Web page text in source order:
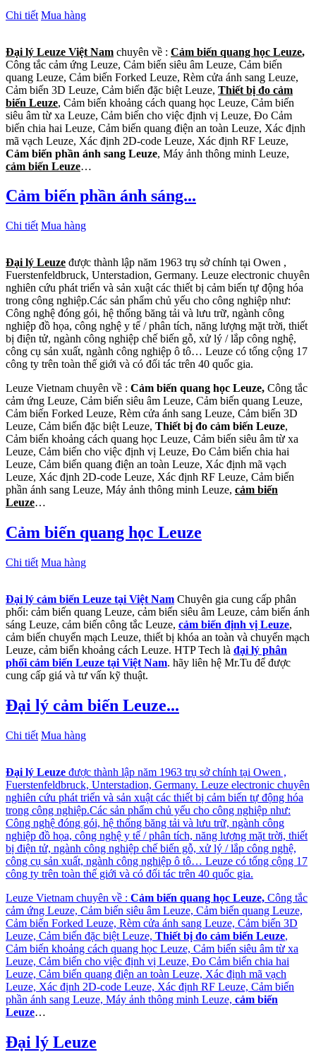
Chi tiết Mua hàng
Đại lý Leuze Việt Nam chuyên về : Cảm biến quang học Leuze,
Công tắc cảm ứng Leuze, Cảm biến siêu âm Leuze, Cảm biến
quang Leuze, Cảm biến Forked Leuze, Rèm cửa ánh sang Leuze,
Cảm biến 3D Leuze, Cảm biến đặc biệt Leuze, Thiết bị đo cảm
biến Leuze, Cảm biến khoảng cách quang học Leuze, Cảm biến
siêu âm từ xa Leuze, Cảm biến cho việc định vị Leuze, Đo Cảm
biến chia hai Leuze, Cảm biến quang điện an toàn Leuze, Xác định
mã vạch Leuze, Xác định 2D-code Leuze, Xác định RF Leuze,
Cảm biến phần ánh sang Leuze, Máy ảnh thông minh Leuze,
cảm biến Leuze…
Cảm biến phần ánh sáng...
Chi tiết Mua hàng
Đại lý Leuze được thành lập năm 1963 trụ sở chính tại Owen ,
Fuerstenfeldbruck, Unterstadion, Germany. Leuze electronic chuyên
nghiên cứu phát triển và sản xuật các thiết bị cảm biến tự động hóa
trong công nghiệp.Các sản phẩm chủ yếu cho công nghiệp như:
Công nghệ đóng gói, hệ thống băng tải và lưu trữ, ngành công
nghiệp đồ họa, công nghệ y tế / phân tích, năng lượng mặt trời, thiết
bị điện tử, ngành công nghiệp chế biến gỗ, xử lý / lắp công nghệ,
công cụ sản xuất, ngành công nghiệp ô tô… Leuze có tổng cộng 17
công ty trên toàn thế giới và có đối tác trên 40 quốc gia.
Leuze Vietnam chuyên về : Cảm biến quang học Leuze, Công tắc
cảm ứng Leuze, Cảm biến siêu âm Leuze, Cảm biến quang Leuze,
Cảm biến Forked Leuze, Rèm cửa ánh sang Leuze, Cảm biến 3D
Leuze, Cảm biến đặc biệt Leuze, Thiết bị đo cảm biến Leuze,
Cảm biến khoảng cách quang học Leuze, Cảm biến siêu âm từ xa
Leuze, Cảm biến cho việc định vị Leuze, Đo Cảm biến chia hai
Leuze, Cảm biến quang điện an toàn Leuze, Xác định mã vạch
Leuze, Xác định 2D-code Leuze, Xác định RF Leuze, Cảm biến
phần ánh sang Leuze, Máy ảnh thông minh Leuze, cảm biến
Leuze…
Cảm biến quang học Leuze
Chi tiết Mua hàng
Đại lý cảm biến Leuze tại Việt Nam Chuyên gia cung cấp phân
phối: cảm biến quang Leuze, cảm biến siêu âm Leuze, cảm biến ánh
sáng Leuze, cảm biến công tắc Leuze, cảm biến định vị Leuze,
cảm biến chuyển mạch Leuze, thiết bị khóa an toàn và chuyển mạch
Leuze, cảm biến khoảng cách Leuze. HTP Tech là đại lý phân
phối cảm biến Leuze tại Việt Nam. hãy liên hệ Mr.Tu để được
cung cấp giá và tư vấn kỹ thuật.
Đại lý cảm biến Leuze...
Chi tiết Mua hàng
Đại lý Leuze được thành lập năm 1963 trụ sở chính tại Owen ,
Fuerstenfeldbruck, Unterstadion, Germany. Leuze electronic chuyên
nghiên cứu phát triển và sản xuật các thiết bị cảm biến tự động hóa
trong công nghiệp.Các sản phẩm chủ yếu cho công nghiệp như:
Công nghệ đóng gói, hệ thống băng tải và lưu trữ, ngành công
nghiệp đồ họa, công nghệ y tế / phân tích, năng lượng mặt trời, thiết
bị điện tử, ngành công nghiệp chế biến gỗ, xử lý / lắp công nghệ,
công cụ sản xuất, ngành công nghiệp ô tô… Leuze có tổng cộng 17
công ty trên toàn thế giới và có đối tác trên 40 quốc gia.
Leuze Vietnam chuyên về : Cảm biến quang học Leuze, Công tắc
cảm ứng Leuze, Cảm biến siêu âm Leuze, Cảm biến quang Leuze,
Cảm biến Forked Leuze, Rèm cửa ánh sang Leuze, Cảm biến 3D
Leuze, Cảm biến đặc biệt Leuze, Thiết bị đo cảm biến Leuze,
Cảm biến khoảng cách quang học Leuze, Cảm biến siêu âm từ xa
Leuze, Cảm biến cho việc định vị Leuze, Đo Cảm biến chia hai
Leuze, Cảm biến quang điện an toàn Leuze, Xác định mã vạch
Leuze, Xác định 2D-code Leuze, Xác định RF Leuze, Cảm biến
phần ánh sang Leuze, Máy ảnh thông minh Leuze, cảm biến
Leuze…
Đại lý Leuze